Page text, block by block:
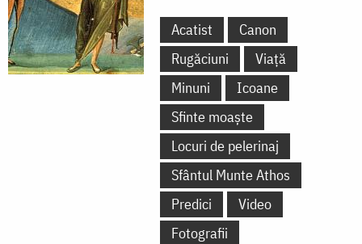
Acatist
Canon
Rugăciuni
Viață
Minuni
Icoane
Sfinte moaște
Locuri de pelerinaj
Sfântul Munte Athos
Predici
Video
Fotografii